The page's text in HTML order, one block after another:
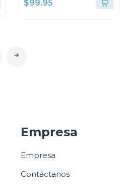
tbuds2
$99.95
Empresa
Empresa
Contáctanos